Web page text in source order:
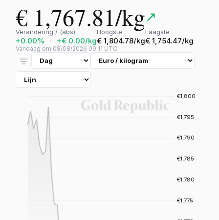
€ 1,767.81/kg↗
Verandering / (abs)
+0.00% · +€ 0.00/kg
Hoogste
€ 1,804.78/kg
Laagste
€ 1,754.47/kg
Vandaag om 08/08/2026 09:11 UTC